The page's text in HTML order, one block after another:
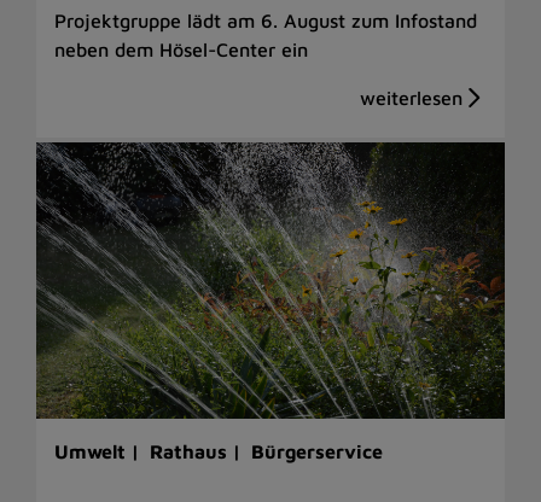
Projektgruppe lädt am 6. August zum Infostand
neben dem Hösel-Center ein
Umwelt | Rathaus | Bürgerservice